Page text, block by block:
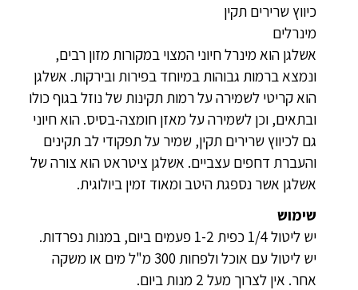
כיווץ שרירים תקין
מינרלים
אשלגן הוא מינרל חיוני המצוי במקורות מזון רבים,
ונמצא ברמות גבוהות במיוחד בפירות ובירקות. אשלגן
הוא קריטי לשמירה על רמות תקינות של נוזל בגוף כולו
ובתאים, וכן לשמירה על מאזן חומצה-בסיס. הוא חיוני
גם לכיווץ שרירים תקין, שמיר על תפקודי לב תקינים
והעברת דחפים עצביים. אשלגן ציטראט הוא צורה של
אשלגן אשר נספגת היטב ומאוד זמין ביולוגית.
שימוש
יש ליטול 1/4 כפית 1-2 פעמים ביום, במנות נפרדות.
יש ליטול עם אוכל ולפחות 300 מ"ל מים או משקה
אחר. אין לצרוך מעל 2 מנות ביום.